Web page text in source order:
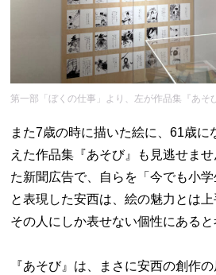
第一部「ぼくの仕事」より、左が作品集『あそ
また7歳の時に描いた絵に、61歳に
えた作品集『あそび』も見逃せま
た新聞広告で、自らを「今でも小学
と表現した安西は、絵の魅力とは上
その人にしか表せない個性にあると
『あそび』は、まさに安西の創作